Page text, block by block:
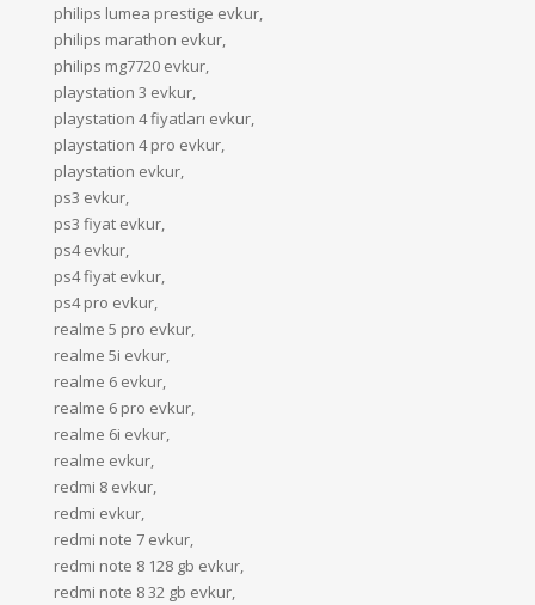
philips lumea prestige evkur,
philips marathon evkur,
philips mg7720 evkur,
playstation 3 evkur,
playstation 4 fiyatları evkur,
playstation 4 pro evkur,
playstation evkur,
ps3 evkur,
ps3 fiyat evkur,
ps4 evkur,
ps4 fiyat evkur,
ps4 pro evkur,
realme 5 pro evkur,
realme 5i evkur,
realme 6 evkur,
realme 6 pro evkur,
realme 6i evkur,
realme evkur,
redmi 8 evkur,
redmi evkur,
redmi note 7 evkur,
redmi note 8 128 gb evkur,
redmi note 8 32 gb evkur,